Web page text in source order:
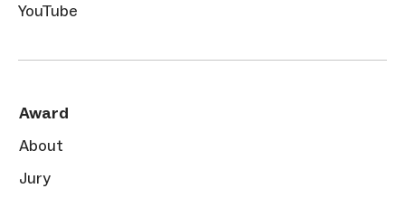
YouTube
Award
About
Jury